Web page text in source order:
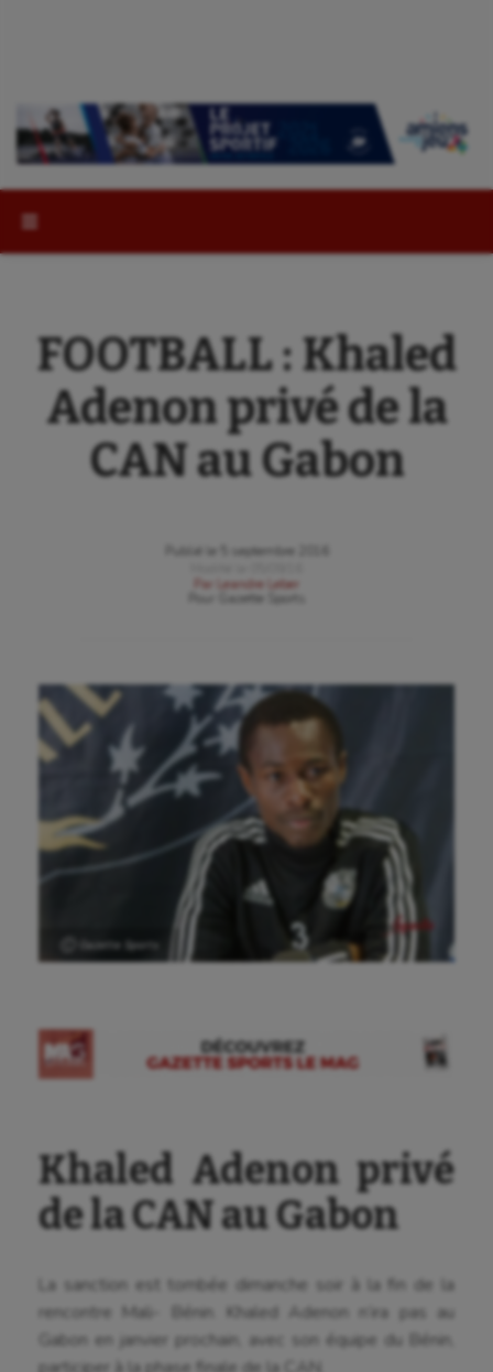
FOOTBALL : Khaled
Adenon privé de la
CAN au Gabon
Publié le
5 septembre 2016
Par
Leandre Leber
Gazette Sports
Ⓒ Gazette Sports
Khaled Adenon privé
de la CAN au Gabon
La sanction est tombée dimanche soir à la fin de la
rencontre Mali- Bénin. Khaled Adenon n’ira pas au
Gabon en janvier prochain, avec son équipe du Bénin,